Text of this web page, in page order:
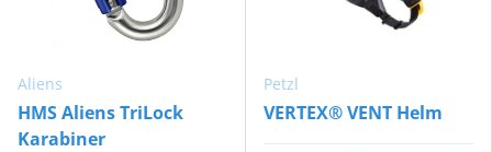
Aliens
HMS Aliens TriLock
Karabiner
Petzl
VERTEX® VENT Helm